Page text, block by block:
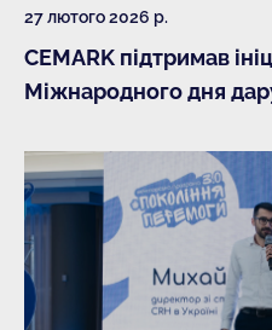
27 лютого 2026 р.
CEMARK підтримав
Міжнародного дня